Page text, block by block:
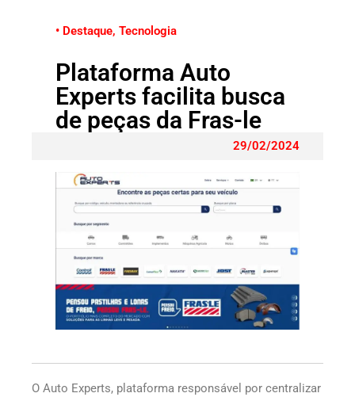
• Destaque, Tecnologia
Plataforma Auto
Experts facilita busca
de peças da Fras-le
29/02/2024
O Auto Experts, plataforma responsável por centralizar